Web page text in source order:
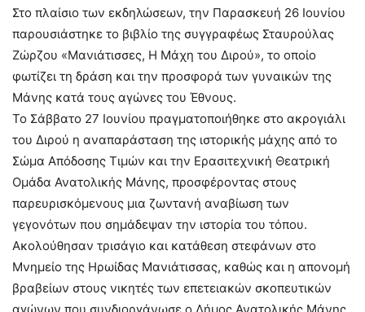
Στο πλαίσιο των εκδηλώσεων, την Παρασκευή 26 Ιουνίου
παρουσιάστηκε το βιβλίο της συγγραφέως Σταυρούλας
Ζώρζου «Μανιάτισσες, Η Μάχη του Διρού», το οποίο
φωτίζει τη δράση και την προσφορά των γυναικών της
Μάνης κατά τους αγώνες του Έθνους.
Το Σάββατο 27 Ιουνίου πραγματοποιήθηκε στο ακρογιάλι
του Διρού η αναπαράσταση της ιστορικής μάχης από το
Σώμα Απόδοσης Τιμών και την Ερασιτεχνική Θεατρική
Ομάδα Ανατολικής Μάνης, προσφέροντας στους
παρευρισκόμενους μια ζωντανή αναβίωση των
γεγονότων που σημάδεψαν την ιστορία του τόπου.
Ακολούθησαν τρισάγιο και κατάθεση στεφάνων στο
Μνημείο της Ηρωίδας Μανιάτισσας, καθώς και η απονομή
βραβείων στους νικητές των επετειακών σκοπευτικών